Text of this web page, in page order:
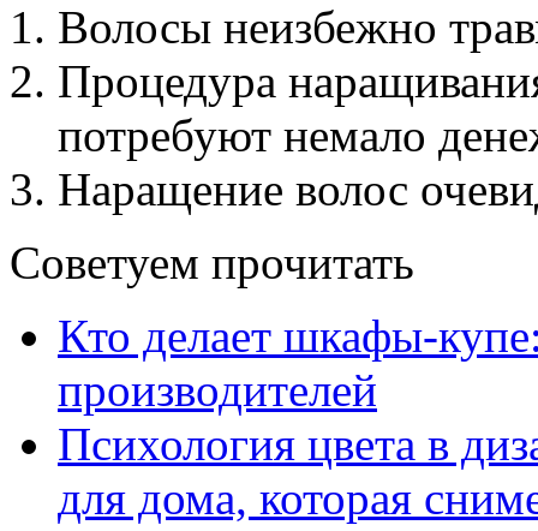
Волосы неизбежно
Процедура
потребуют немало
Наращение волос
Советуем прочитать
Кто делает шкафы-
производителей
Психология цвета в
для дома, которая